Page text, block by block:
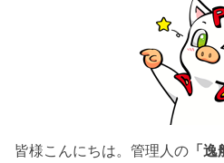
皆様こんにちは。管理人の 「